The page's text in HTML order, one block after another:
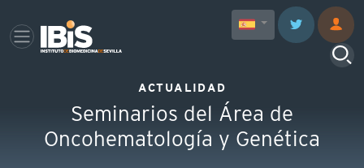
ACTUALIDAD
Seminarios del Área de
Oncohematología y Genética